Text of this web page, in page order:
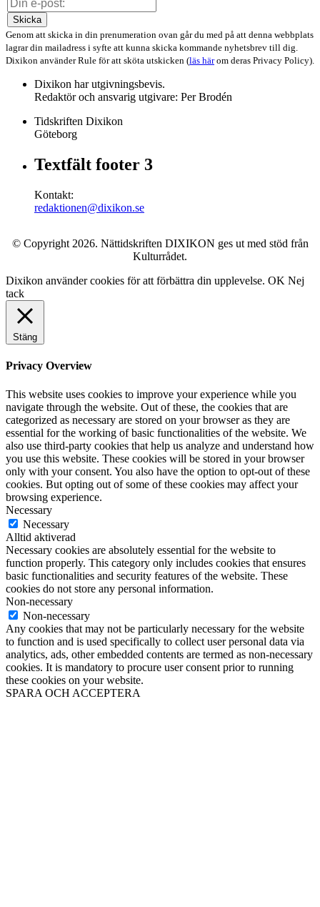
Skicka
Genom att skicka in din prenumeration ovan går du med på att denna webbplats
lagrar din mailadress i syfte att kunna skicka kommande nyhetsbrev till dig.
Dixikon använder Rule för att sköta utskicken (läs härom deras Privacy Policy).
Dixikon har utgivningsbevis.
Redaktör och ansvarig utgivare: Per Brodén
Tidskriften Dixikon
Göteborg
Textfält footer 3
Kontakt:
redaktionen@dixikon.se
© Copyright 2026. Nättidskriften DIXIKON ges ut med stöd från
Kulturrådet.
Dixikon använder cookies för att förbättra din upplevelse. OK Nej
tack
Stäng
Privacy Overview
This website uses cookies to improve your experience while you
navigate through the website. Out of these, the cookies that are
categorized as necessary are stored on your browser as they are
essential for the working of basic functionalities of the website. We
also use third-party cookies that help us analyze and understand how
you use this website. These cookies will be stored in your browser
only with your consent. You also have the option to opt-out of these
cookies. But opting out of some of these cookies may affect your
browsing experience.
Necessary
Necessary
Alltid aktiverad
Necessary cookies are absolutely essential for the website to
function properly. This category only includes cookies that ensures
basic functionalities and security features of the website. These
cookies do not store any personal information.
Non-necessary
Non-necessary
Any cookies that may not be particularly necessary for the website
to function and is used specifically to collect user personal data via
analytics, ads, other embedded contents are termed as non-necessary
cookies. It is mandatory to procure user consent prior to running
these cookies on your website.
SPARA OCH ACCEPTERA